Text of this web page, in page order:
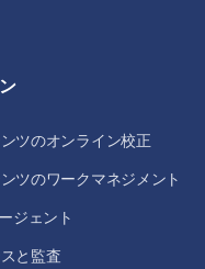
ツのオンライン校正
ツのワークマネジメント
ジェント
と監査